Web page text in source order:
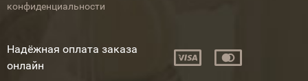
конфиденциальности
Надёжная оплата заказа
онлайн